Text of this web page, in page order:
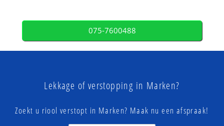
075-7600488
Lekkage of verstopping in Marken?
Zoekt u riool verstopt in Marken? Maak nu een afspraak!